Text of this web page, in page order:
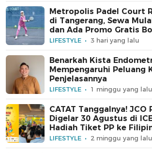
Metropolis Padel Court
di Tangerang, Sewa
dan Ada Promo Gratis
LIFESTYLE 3 hari yang lalu
Benarkah Kista
Mempengaruhi Peluang
Penjelasannya
LIFESTYLE 1 minggu yang lalu
CATAT Tanggalnya! JCO
Digelar 30 Agustus di
Hadiah Tiket PP ke
LIFESTYLE 2 minggu yang lalu